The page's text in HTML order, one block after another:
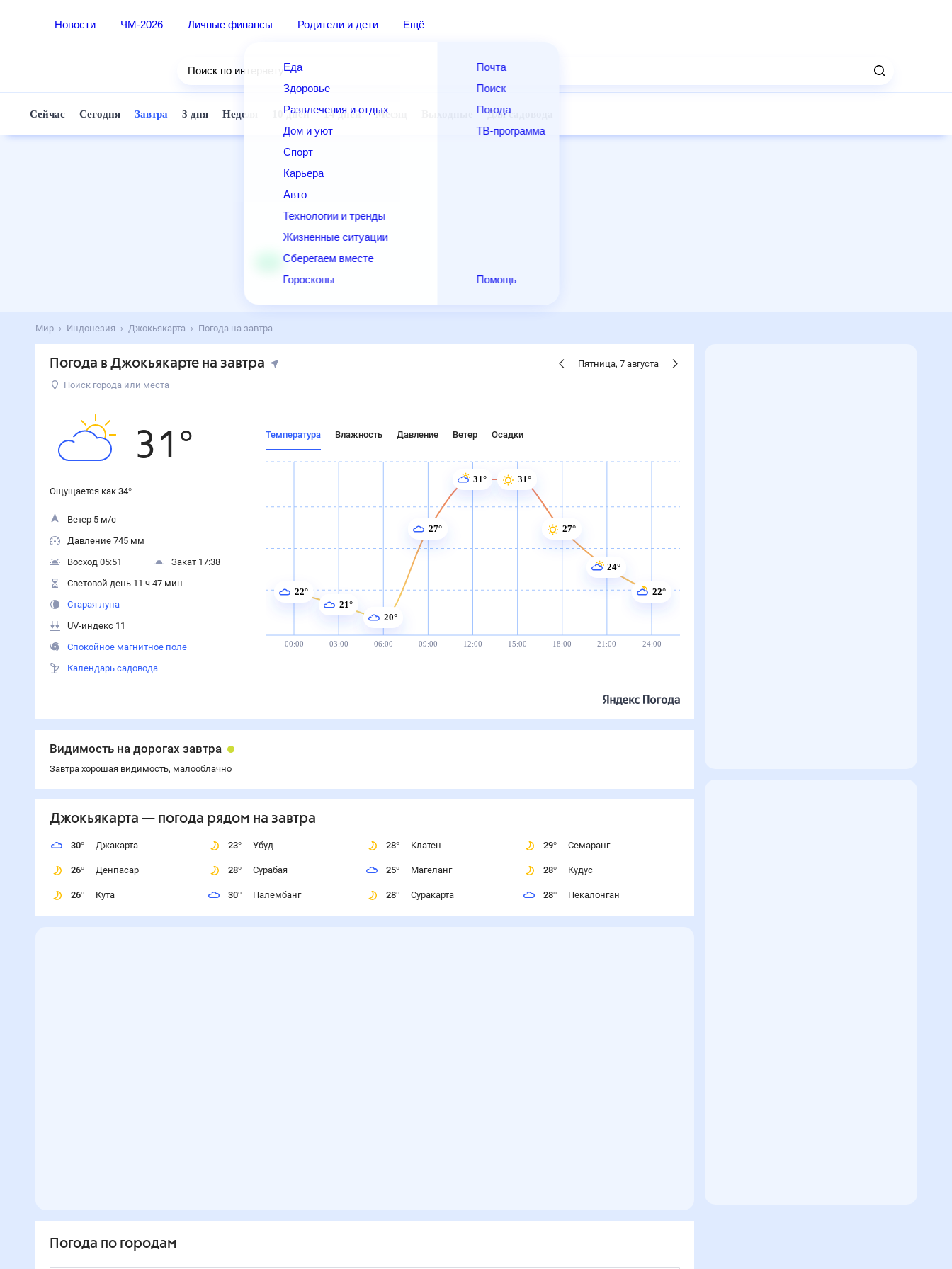
Новости ЧМ-2026 Личные финансы Родители и дети Ещё
Еда
Здоровье
Развлечения и отдых
Дом и уют
Спорт
Карьера
Авто
Технологии и тренды
Жизненные ситуации
Сберегаем вместе
Гороскопы
Почта
Поиск
Погода
ТВ-программа
Помощь
Поиск по интернету
Сейчас Сегодня Завтра 3 дня Неделя 10 дней 14 дней Выходные
Мир Индонезия Джокьякарта Погода на завтра
Погода в Джокьякарте на завтра Пятница, 7 августа
Поиск города или места
31 °
Ощущается как 34°
Ветер 5 м/с
Давление 745 мм
Восход 05:51
Закат 17:38
Световой день 11 ч 47 мин
Старая луна
UV-индекс 11
Спокойное магнитное поле
Календарь садовода
Температура Влажность Давление Ветер Осадки
00:00 03:00 06:00 09:00 12:00 15:00 18:00 21:00 24:00
22°
21°
20°
27°
31° 31°
27°
24°
22°
Видимость на дорогах завтра
Завтра хорошая видимость, малооблачно
Джокьякарта — погода рядом на завтра
30° Джакарта
26° Денпасар
26° Кута
23° Убуд
28° Сурабая
30° Палембанг
28° Клатен
25° Магеланг
28° Суракарта
29° Семаранг
28° Кудус
28° Пекалонган
Погода по городам